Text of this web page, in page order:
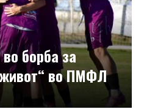
борба за
во ПМФЛ